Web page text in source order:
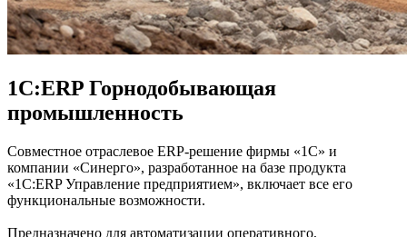
1С:ERP Горнодобывающая
промышленность
Совместное отраслевое ERP-решение фирмы «1С» и
компании «Синерго», разработанное на базе продукта
«1С:ERP Управление предприятием», включает все его
функциональные возможности.
Предназначено для автоматизации оперативного,